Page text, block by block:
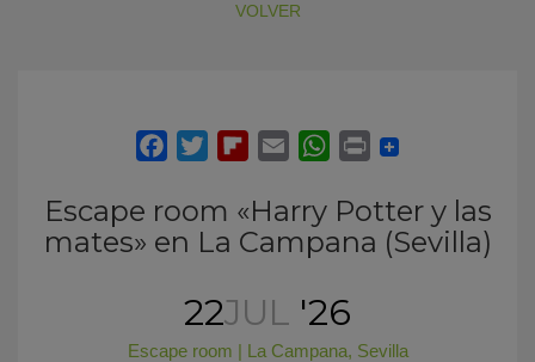
VOLVER
Escape room «Harry Potter y las
mates» en La Campana (Sevilla)
22JUL '26
Escape room | La Campana, Sevilla